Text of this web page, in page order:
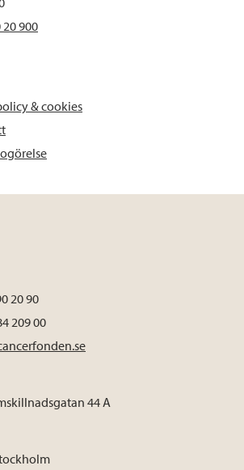
20 900
& cookies
20 90
209 00
44 A